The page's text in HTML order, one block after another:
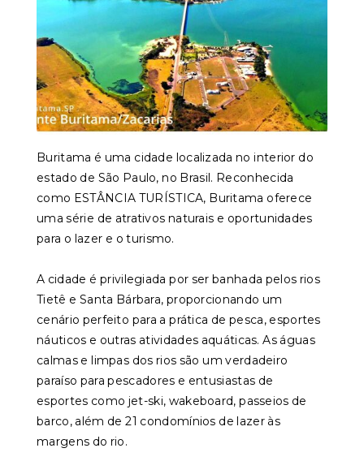
Buritama é uma cidade localizada no interior do
estado de São Paulo, no Brasil. Reconhecida
como ESTÂNCIA TURÍSTICA, Buritama oferece
uma série de atrativos naturais e oportunidades
para o lazer e o turismo.
A cidade é privilegiada por ser banhada pelos rios
Tietê e Santa Bárbara, proporcionando um
cenário perfeito para a prática de pesca, esportes
náuticos e outras atividades aquáticas. As águas
calmas e limpas dos rios são um verdadeiro
paraíso para pescadores e entusiastas de
esportes como jet-ski, wakeboard, passeios de
barco, além de 21 condomínios de lazer às
margens do rio.